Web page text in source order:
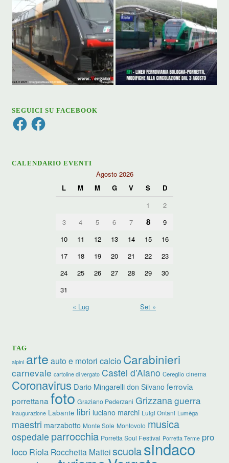
SEGUICI SU FACEBOOK
FacebookFacebook
CALENDARIO EVENTI
Agosto 2026
L
M M G V S
D
1
2
3
4 5 6 7 8
9
10
11 12 13 14 15
16
17
18 19 20 21 22
23
24
25 26 27 28 29
30
31
« Lug
Set »
TAG
alpini arte auto e motori calcio Carabinieri
carnevale cartoline di vergato Castel d’Aiano Cereglio cinema
Coronavirus Dario Mingarelli don Silvano ferrovia
porrettana foto Graziano Pederzani Grizzanaguerra
inaugurazione Labante libri luciano marchi Luigi Ontani Lumèga
maestri marzabotto Monte Sole Montovolo musica
ospedale parrocchia Porretta Soul Festival Porretta Terme pro
loco Riola Rocchetta Matteiscuolasindaco